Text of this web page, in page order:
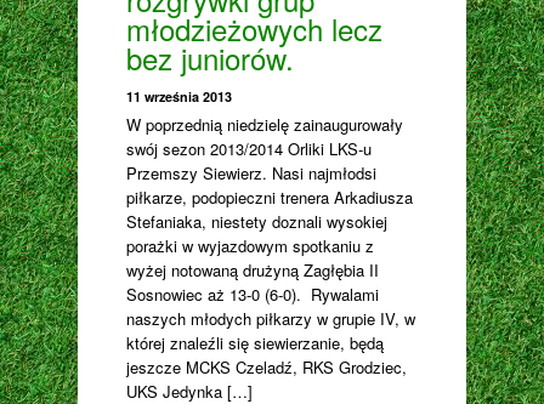
młodzieżowych lecz
bez juniorów.
11 września 2013
W poprzednią niedzielę zainaugurowały
swój sezon 2013/2014 Orliki LKS-u
Przemszy Siewierz. Nasi najmłodsi
piłkarze, podopieczni trenera Arkadiusza
Stefaniaka, niestety doznali wysokiej
porażki w wyjazdowym spotkaniu z
wyżej notowaną drużyną Zagłębia II
Sosnowiec aż 13-0 (6-0). Rywalami
naszych młodych piłkarzy w grupie IV, w
której znaleźli się siewierzanie, będą
jeszcze MCKS Czeladź, RKS Grodziec,
UKS Jedynka […]